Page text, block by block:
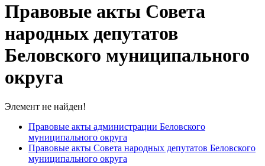
Правовые акты Совета
народных депутатов
Беловского муниципального
округа
Элемент не найден!
Правовые акты администрации Беловского
муниципального округа
Правовые акты Совета народных депутатов Беловского
муниципального округа